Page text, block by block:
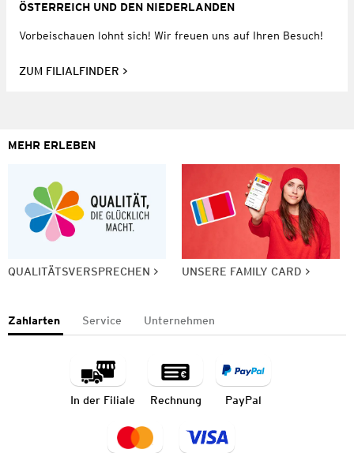
ÖSTERREICH UND DEN NIEDERLANDEN
Vorbeischauen lohnt sich! Wir freuen uns auf Ihren Besuch!
ZUM FILIALFINDER
MEHR ERLEBEN
QUALITÄTSVERSPRECHEN UNSERE FAMILY CARD
Zahlarten Service Unternehmen
In der Filiale Rechnung PayPal